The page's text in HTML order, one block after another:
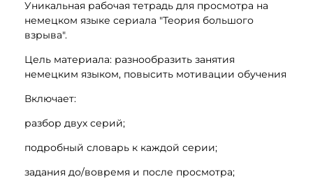
Уникальная рабочая тетрадь для просмотра на
немецком языке сериала "Теория большого
взрыва".
Цель материала: разнообразить занятия
немецким языком, повысить мотивации обучения
Включает:
разбор двух серий;
подробный словарь к каждой серии;
задания до/вовремя и после просмотра;